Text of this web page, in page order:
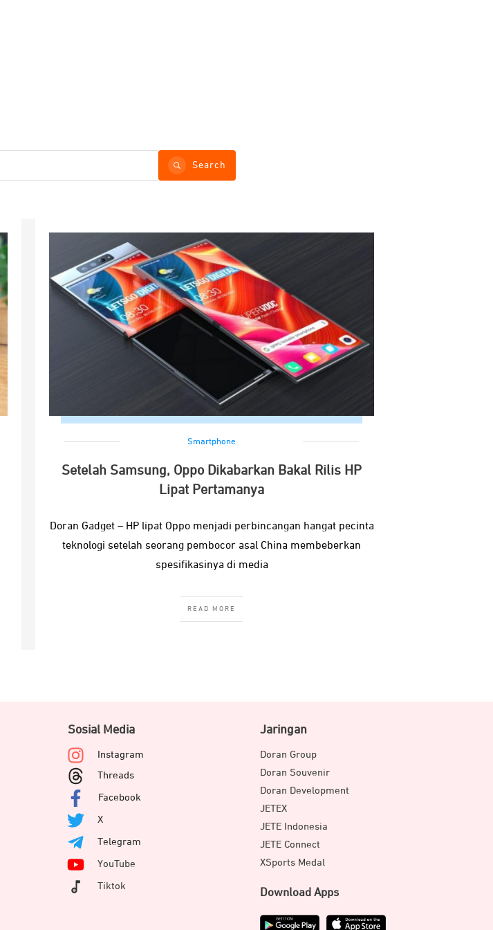
Search
Smartphone
Setelah Samsung, Oppo Dikabarkan Bakal Rilis HP
Lipat Pertamanya
Doran Gadget – HP lipat Oppo menjadi perbincangan hangat pecinta
teknologi setelah seorang pembocor asal China membeberkan
spesifikasinya di media
READ MORE
Sosial Media
Instagram
Threads
Facebook
X
Telegram
YouTube
Tiktok
Jaringan
Doran Group
Doran Souvenir
Doran Development
JETEX
JETE Indonesia
JETE Connect
XSports Medal
Download Apps